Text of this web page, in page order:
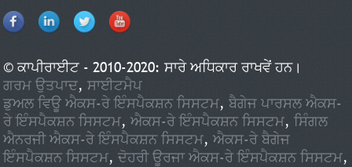
© ਕਾਪੀਰਾਈਟ - 2010-2020: ਸਾਰੇ ਅਧਿਕਾਰ ਰਾਖਵੇਂ ਹਨ।
ਗਰਮ ਉਤਪਾਦ,ਸਾਈਟਮੈਪ
ਡੁਅਲ ਵਿਊ ਐਕਸ-ਰੇ ਇੰਸਪੈਕਸ਼ਨ ਸਿਸਟਮ,ਬੈਗੇਜ ਪਾਰਸਲ ਐਕਸ-
ਰੇ ਇੰਸਪੈਕਸ਼ਨ ਸਿਸਟਮ,ਐਕਸ-ਰੇ ਇੰਸਪੈਕਸ਼ਨ ਸਿਸਟਮ,ਸਿੰਗਲ
ਐਨਰਜੀ ਐਕਸ-ਰੇ ਇੰਸਪੈਕਸ਼ਨ ਸਿਸਟਮ,ਐਕਸ-ਰੇ ਬੈਗੇਜ
ਇੰਸਪੈਕਸ਼ਨ ਸਿਸਟਮ,ਦੋਹਰੀ ਊਰਜਾ ਐਕਸ-ਰੇ ਇੰਸਪੈਕਸ਼ਨ ਸਿਸਟਮ,